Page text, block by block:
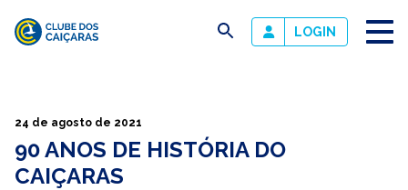
Caiçaras
busca LOGIN
24 de agosto de 2021
90 ANOS DE HISTÓRIA DO
CAIÇARAS